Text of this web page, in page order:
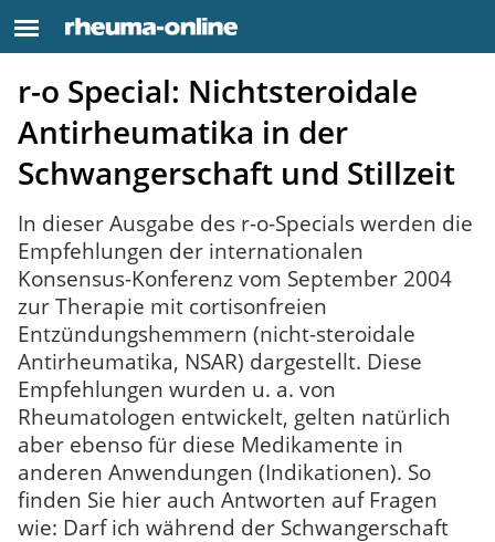
r-o Special: Nichtsteroidale
Antirheumatika in der
Schwangerschaft und Stillzeit
In dieser Ausgabe des r-o-Specials werden die
Empfehlungen der internationalen
Konsensus-Konferenz vom September 2004
zur Therapie mit cortisonfreien
Entzündungshemmern (nicht-steroidale
Antirheumatika, NSAR) dargestellt. Diese
Empfehlungen wurden u. a. von
Rheumatologen entwickelt, gelten natürlich
aber ebenso für diese Medikamente in
anderen Anwendungen (Indikationen). So
finden Sie hier auch Antworten auf Fragen
wie: Darf ich während der Schwangerschaft